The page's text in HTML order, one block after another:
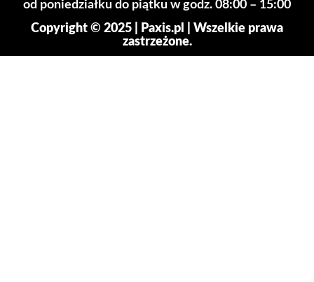
od poniedziałku do piątku w godz. 08:00 – 15:00
Copyright © 2025 | Paxis.pl | Wszelkie prawa
zastrzeżone.